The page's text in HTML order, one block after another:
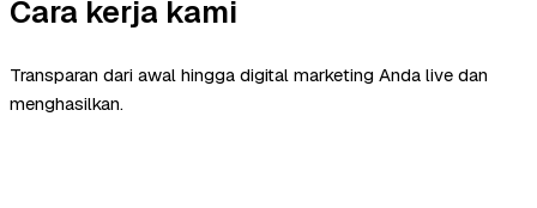
Cara kerja kami
Transparan dari awal hingga digital marketing Anda live dan
menghasilkan.